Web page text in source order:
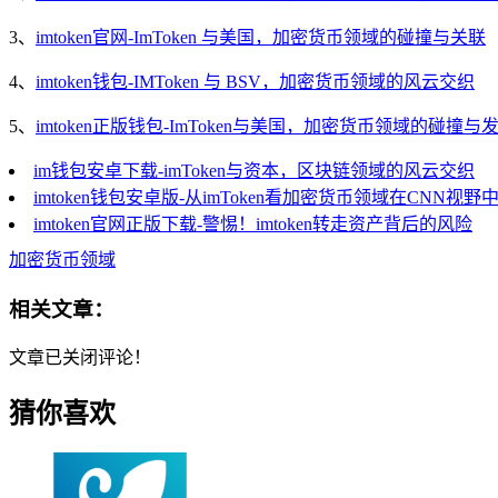
3、 imtoken官网-ImToken 与美国，加密货币领域的碰撞与关联
4、 imtoken钱包-IMToken 与 BSV，加密货币领域的风云交织
5、 imtoken正版钱包-ImToken与美国，加密货币领域的碰撞与
im钱包安卓下载-imToken与资本，区块链领域的风云交织
imtoken钱包安卓版-从imToken看加密货币领域在CNN视野
imtoken官网正版下载-警惕！imtoken转走资产背后的风险
加密货币领域
相关文章：
文章已关闭评论！
猜你喜欢